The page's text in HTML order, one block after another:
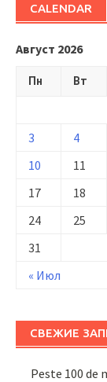
CALENDAR
Август 2026
Пн Вт
« Июл
3
4
10
11
17
18
24
25
31
СВЕЖИЕ
Peste 100 de